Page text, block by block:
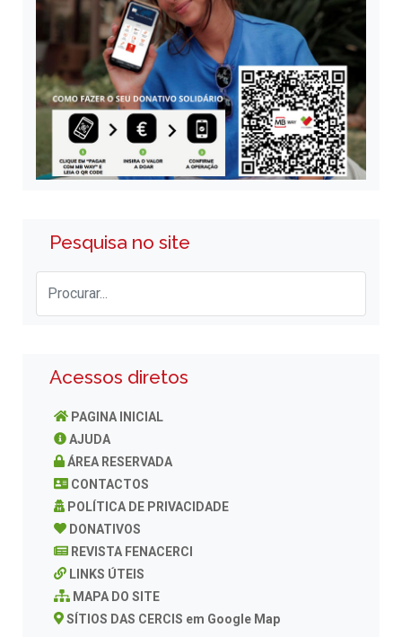
Pesquisa no site
Acessos diretos
PAGINA INICIAL
AJUDA
ÁREA RESERVADA
CONTACTOS
POLÍTICA DE PRIVACIDADE
DONATIVOS
REVISTA FENACERCI
LINKS ÚTEIS
MAPA DO SITE
SÍTIOS DAS CERCIS em Google Map